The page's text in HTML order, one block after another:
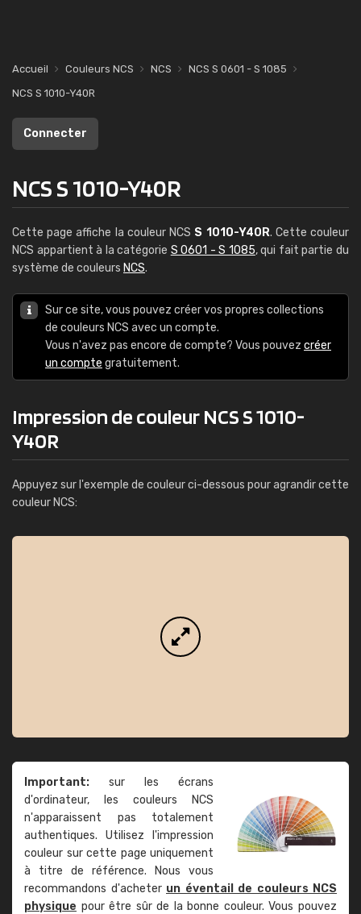
Accueil Couleurs NCS NCS
NCS S 0601 - S 1085
NCS S 1010-Y40R
Connecter
NCS S 1010-Y40R
Cette page affiche la couleur NCS S 1010-Y40R. Cette couleur
NCS appartient à la catégorie S 0601 - S 1085, qui fait partie du
système de couleurs NCS.
Sur ce site, vous pouvez créer vos propres collections
de couleurs NCS avec un compte.
Vous n'avez pas encore de compte? Vous pouvez créer
un compte gratuitement.
Impression de couleur NCS S 1010-
Y40R
Appuyez sur l'exemple de couleur ci-dessous pour agrandir cette
couleur NCS:
Important: sur les écrans
d'ordinateur, les couleurs NCS
n'apparaissent pas totalement
authentiques. Utilisez l'impression
couleur sur cette page uniquement
à titre de référence. Nous vous
recommandons d'acheter un éventail de couleurs NCS
physique pour être sûr de la bonne couleur. Vous pouvez